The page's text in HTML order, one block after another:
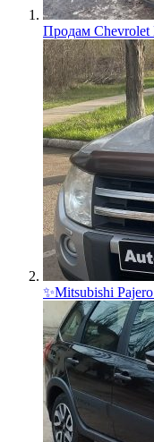
Продам Chevrolet
✨Mitsubishi